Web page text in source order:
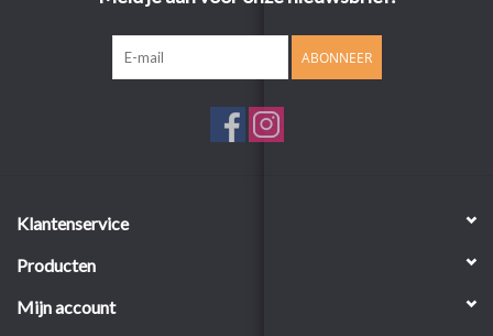
ABONNEER
Klantenservice
Producten
Mijn account